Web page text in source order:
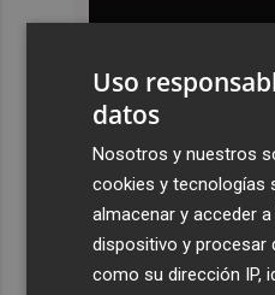
Uso
datos
Nosotros y nuestros
cookies y tecnologías
almacenar y acceder
dispositivo y procesar
como su dirección IP,